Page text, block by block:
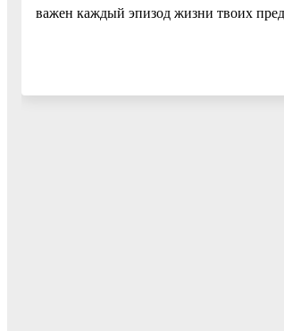
важен каждый эпизод жизни твоих